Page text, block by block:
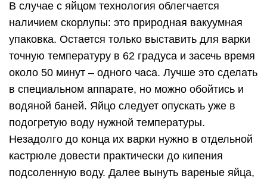
В случае с яйцом технология облегчается
наличием скорлупы: это природная вакуумная
упаковка. Остается только выставить для варки
точную температуру в 62 градуса и засечь время
около 50 минут – одного часа. Лучше это сделать
в специальном аппарате, но можно обойтись и
водяной баней. Яйцо следует опускать уже в
подогретую воду нужной температуры.
Незадолго до конца их варки нужно в отдельной
кастрюле довести практически до кипения
подсоленную воду. Далее вынуть вареные яйца,